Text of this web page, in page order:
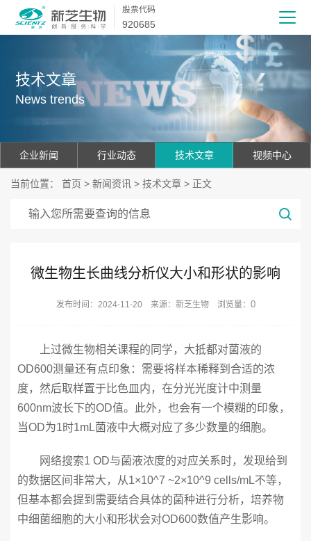
股票代码
920685
技术文章
News trends
企业新闻 行业动态 技术文章 视频中心
当前位置： 首页 > 新闻资讯 > 技术文章 > 正文
微生物生长曲线分析仪大小和形状的影响
发布时间：2024-11-20 来源：新芝生物 浏览量： 0
上过微生物相关课程的同学，大抵都对菌液的
OD600测量还有点印象：需要将样本稀释到合适的浓
度，然后取样置于比色皿内，在分光光度计中测量
600nm波长下的OD值。此外，也会有一个模糊的印象，
当OD为1时1mL菌液中大概对应了多少数量的细胞。
网络搜索1 OD与菌液浓度的对应关系时，发现给到
的数据区间非常大，从1×10^7 ~2×10^9 cells/mL不等，
但基本都会提到需要结合具体的菌种进行分析，培养物
中细菌细胞的大小和形状会对OD600数值产生影响。